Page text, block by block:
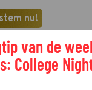
nu!
streaming
11
van de
College